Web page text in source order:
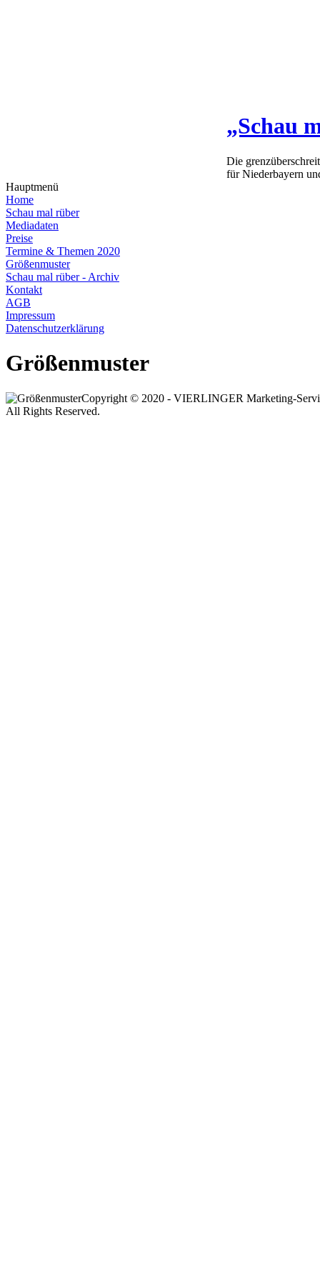
„Schau
Die
für Niederbayern
Hauptmenü
Home
Schau mal rüber
Mediadaten
Preise
Termine & Themen 2020
Größenmuster
Schau mal rüber - Archiv
Kontakt
AGB
Impressum
Datenschutzerklärung
Größenmuster
Copyright © 2020 - VIERLINGER Marketing-
All Rights Reserved.